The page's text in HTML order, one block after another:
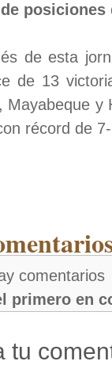
de esta
de 13
Mayabeque y
récord de
comentarios
primero en
tu